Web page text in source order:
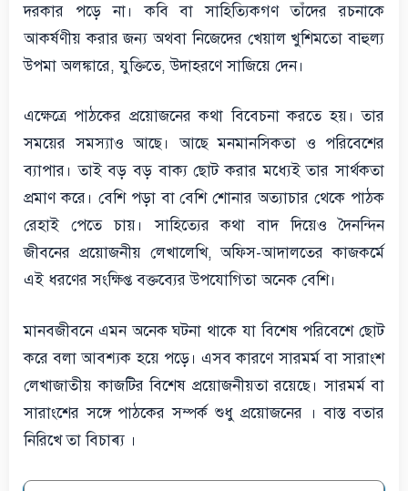
দরকার পড়ে না। কবি বা সাহিত্যিকগণ তাঁদের রচনাকে
আকর্ষণীয় করার জন্য অথবা নিজেদের খেয়াল খুশিমতো বাহুল্য
উপমা অলঙ্কারে, যুক্তিতে, উদাহরণে সাজিয়ে দেন।
এক্ষেত্রে পাঠকের প্রয়োজনের কথা বিবেচনা করতে হয়। তার
সময়ের সমস্যাও আছে। আছে মনমানসিকতা ও পরিবেশের
ব্যাপার। তাই বড় বড় বাক্য ছোট করার মধ্যেই তার সার্থকতা
প্রমাণ করে। বেশি পড়া বা বেশি শোনার অত্যাচার থেকে পাঠক
রেহাই পেতে চায়। সাহিত্যের কথা বাদ দিয়েও দৈনন্দিন
জীবনের প্রয়োজনীয় লেখালেখি, অফিস-আদালতের কাজকর্মে
এই ধরণের সংক্ষিপ্ত বক্তব্যের উপযোগিতা অনেক বেশি।
মানবজীবনে এমন অনেক ঘটনা থাকে যা বিশেষ পরিবেশে ছোট
করে বলা আবশ্যক হয়ে পড়ে। এসব কারণে সারমর্ম বা সারাংশ
লেখাজাতীয় কাজটির বিশেষ প্রয়োজনীয়তা রয়েছে। সারমর্ম বা
সারাংশের সঙ্গে পাঠকের সম্পর্ক শুধু প্রয়োজনের । বাস্ত বতার
নিরিখে তা বিচাৰ্য ।